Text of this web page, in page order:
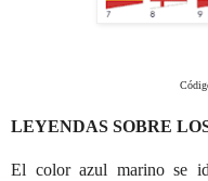
LEYENDAS SOBRE
El color azul marino se